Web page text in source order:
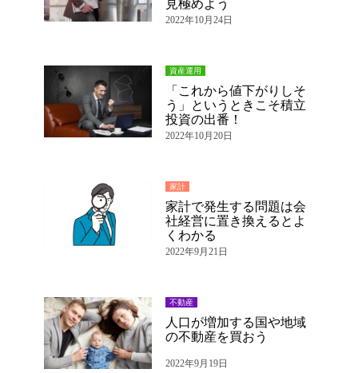
見極めよう
2022年10月24日
資産運用
「これから値下がりしそ
う」というときこそ積立
投資の出番！
2022年10月20日
家計
家計で発生する問題は会
社経営に置き換えるとよ
くわかる
2022年9月21日
不動産
人口が増加する国や地域
の不動産を買おう
2022年9月19日